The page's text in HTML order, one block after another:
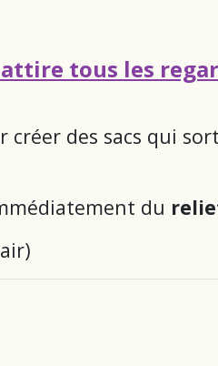
tous les
des sacs qui
du